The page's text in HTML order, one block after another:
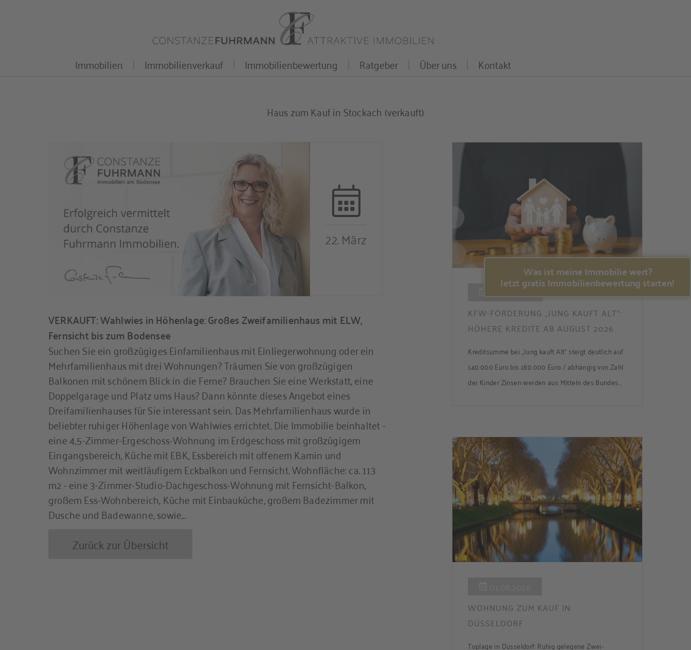
Immobilien
Immobilienverkauf Immobilienbewertung Ratgeber Über uns Kontakt
Haus zum Kauf in Stockach (verkauft)
22. März
VERKAUFT: Wahlwies in Höhenlage: Großes Zweifamilienhaus mit ELW,
Fernsicht bis zum Bodensee
Suchen Sie ein großzügiges Einfamilienhaus mit Einliegerwohnung oder ein
Mehrfamilienhaus mit drei Wohnungen? Träumen Sie von großzügigen
Balkonen mit schönem Blick in die Ferne? Brauchen Sie eine Werkstatt, eine
Doppelgarage und Platz ums Haus? Dann könnte dieses Angebot eines
Dreifamilienhauses für Sie interessant sein. Das Mehrfamilienhaus wurde in
beliebter ruhiger Höhenlage von Wahlwies errichtet. Die Immobilie beinhaltet -
eine 4,5-Zimmer-Ergeschoss-Wohnung im Erdgeschoss mit großzügigem
Eingangsbereich, Küche mit EBK, Essbereich mit offenem Kamin und
Wohnzimmer mit weitläufigem Eckbalkon und Fernsicht. Wohnfläche: ca. 113
m2 - eine 3-Zimmer-Studio-Dachgeschoss-Wohnung mit Fernsicht-Balkon,
großem Ess-Wohnbereich, Küche mit Einbauküche, großem Badezimmer mit
Dusche und Badewanne, sowie...
Zurück zur Übersicht
06.08.2026
KFW-FÖRDERUNG „JUNG KAUFT ALT“:
HÖHERE KREDITE AB AUGUST 2026
Kreditsumme bei „Jung kauft Alt“ steigt deutlich auf
140.000 Euro bis 180.000 Euro / abhängig von Zahl
der Kinder Zinsen werden aus Mitteln des Bundes
Sanierung binnen 54 Monaten nach Förderzusage /
Sanierung in Einzelmaßnahmen […]
WOHNUNG ZUM KAUF IN
DÜSSELDORF
Toplage in Düsseldorf: Ruhig gelegene Zwei-
Was ist meine Immobilie wert?
Jetzt gratis Immobilienbewertung starten!